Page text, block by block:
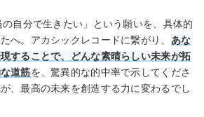
の自分で生きたい」という願いを、具体的
へ。アカシックレコードに繋がり、 あな
することで、どんな素晴らしい未来が拓
道筋を、驚異的な的中率で示してくださ
、最高の未来を創造する力に変わるでし